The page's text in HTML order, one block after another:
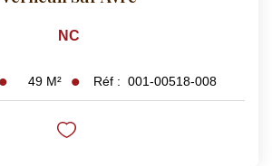
NC
49 M² Réf : 001-00518-008